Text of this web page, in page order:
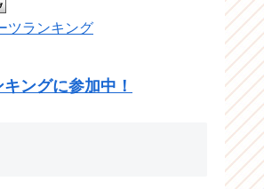
ツランキング
ングに参加中！